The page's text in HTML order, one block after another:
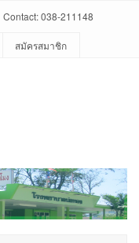
Contact: 038-211148
สมัครสมาชิก